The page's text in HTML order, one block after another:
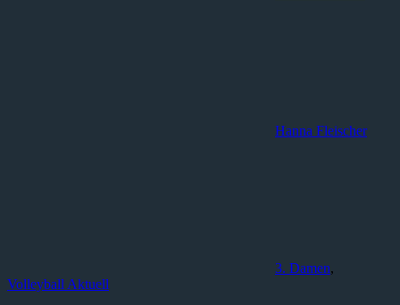
Hanna Fleischer
3. Damen,
Volleyball Aktuell